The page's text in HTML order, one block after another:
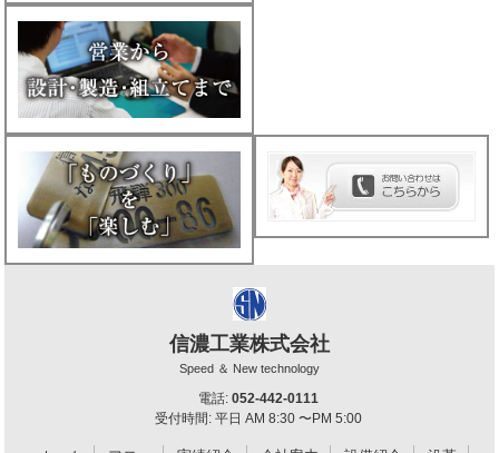
信濃工業株式会社
Speed ＆ New technology
電話:052-442-0111
受付時間: 平日 AM 8:30 〜PM 5:00